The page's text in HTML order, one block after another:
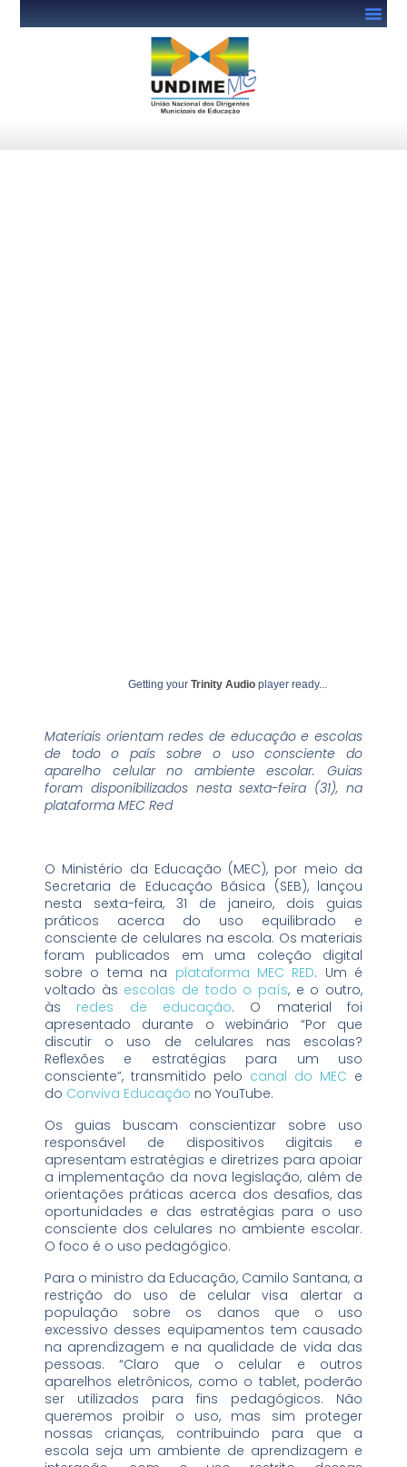
Getting your Trinity Audioplayer ready...
Materiais orientam redes de educação e escolas
de todo o país sobre o uso consciente do
aparelho celular no ambiente escolar. Guias
foram disponibilizados nesta sexta-feira (31), na
plataforma MEC Red
O Ministério da Educação (MEC), por meio da
Secretaria de Educação Básica (SEB), lançou
nesta sexta-feira, 31 de janeiro, dois guias
práticos acerca do uso equilibrado e
consciente de celulares na escola. Os materiais
foram publicados em uma coleção digital
sobre o tema na plataforma MEC RED. Um é
voltado às escolas de todo o país, e o outro,
às redes de educação. O material foi
apresentado durante o webinário “Por que
discutir o uso de celulares nas escolas?
Reflexões e estratégias para um uso
consciente”, transmitido pelo canal do MEC e
do Conviva Educação no YouTube.
Os guias buscam conscientizar sobre uso
responsável de dispositivos digitais e
apresentam estratégias e diretrizes para apoiar
a implementação da nova legislação, além de
orientações práticas acerca dos desafios, das
oportunidades e das estratégias para o uso
consciente dos celulares no ambiente escolar.
O foco é o uso pedagógico.
Para o ministro da Educação, Camilo Santana, a
restrição do uso de celular visa alertar a
população sobre os danos que o uso
excessivo desses equipamentos tem causado
na aprendizagem e na qualidade de vida das
pessoas. “Claro que o celular e outros
aparelhos eletrônicos, como o tablet, poderão
ser utilizados para fins pedagógicos. Não
queremos proibir o uso, mas sim proteger
nossas crianças, contribuindo para que a
escola seja um ambiente de aprendizagem e